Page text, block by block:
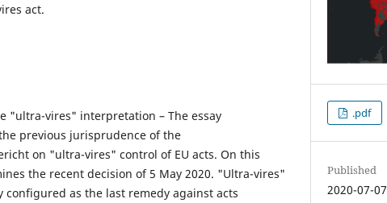
act.
"ultra-vires" interpretation – The essay
previous jurisprudence of the
on "ultra-vires" control of EU acts. On this
the recent decision of 5 May 2020. "Ultra-vires"
configured as the last remedy against acts
.pdf
Published
2020-07-07